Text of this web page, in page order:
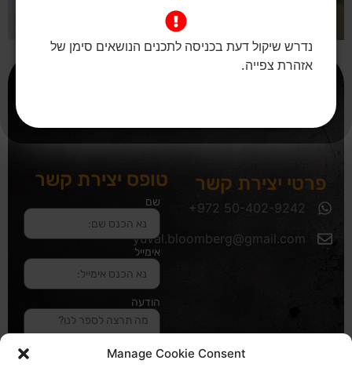
Manage Cookie Consent
פרטי יצירת קשר
yuval.bloomberg@gmail.com
טופס יצירת קשר
שם
אימייל
הודעה
נדרש שיקול דעת בכניסה לתכנים הנושאים סימן של
אזהרת צפייה.